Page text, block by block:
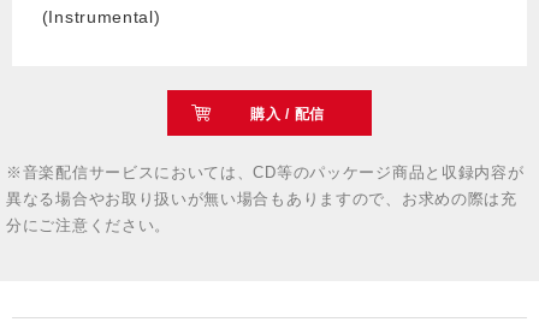
(Instrumental)
購入 / 配信
※音楽配信サービスにおいては、CD等のパッケージ商品と収録内容が
異なる場合やお取り扱いが無い場合もありますので、お求めの際は充
分にご注意ください。